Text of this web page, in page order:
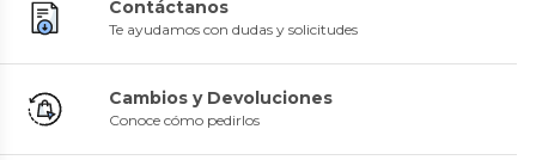
Contáctanos
Te ayudamos con dudas y solicitudes
Cambios y Devoluciones
Conoce cómo pedirlos